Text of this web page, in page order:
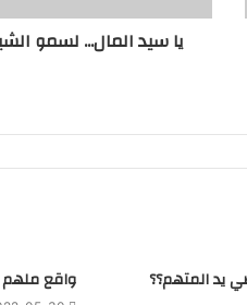
يا سيد المال... لسمو
يد المتهم؟؟ واقع